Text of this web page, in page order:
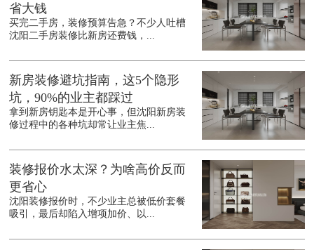
省大钱
买完二手房，装修预算告急？不少人吐槽
沈阳二手房装修比新房还费钱，...
新房装修避坑指南，这5个隐形
坑，90%的业主都踩过
拿到新房钥匙本是开心事，但沈阳新房装
修过程中的各种坑却常让业主焦...
装修报价水太深？为啥高价反而
更省心
沈阳装修报价时，不少业主总被低价套餐
吸引，最后却陷入增项加价、以...